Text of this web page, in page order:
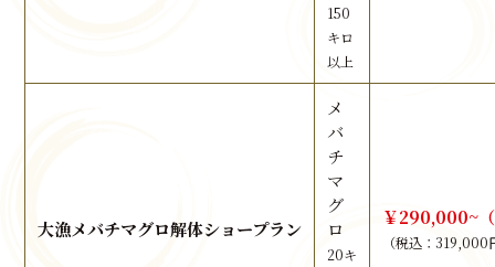
150
キロ
以上
大漁メバチマグロ解体ショープラン
メ
バ
チ
マ
グ
ロ
20キ
￥290,000~
（税込：319,000